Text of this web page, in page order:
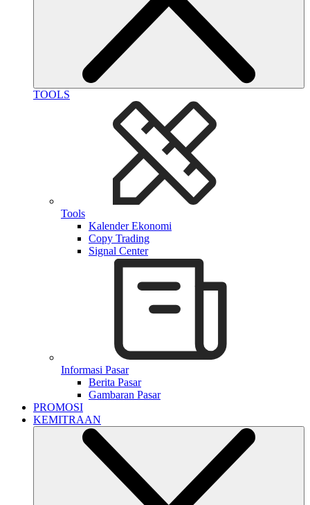
TOOLS
Tools
Kalender Ekonomi
Copy Trading
Signal Center
Informasi Pasar
Berita Pasar
Gambaran Pasar
PROMOSI
KEMITRAAN